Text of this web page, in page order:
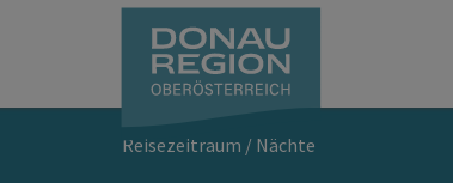
Reisezeitraum / Nächte